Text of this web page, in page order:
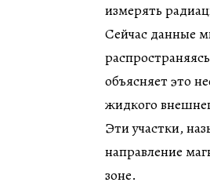
измерять
Сейчас данные
объясняет это
жидкого
Эти участки,
направление
зоне.